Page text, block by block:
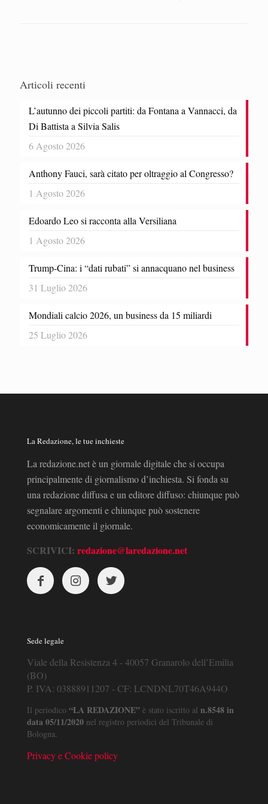
Articoli recenti
L’autunno dei piccoli partiti: da Fontana a Vannacci, da
Di Battista a Silvia Salis
6 Agosto 2026
Anthony Fauci, sarà citato per oltraggio al Congresso?
1 Agosto 2026
Edoardo Leo si racconta alla Versiliana
1 Agosto 2026
Trump-Cina: i “dati rubati” si annacquano nel business
31 Luglio 2026
Mondiali calcio 2026, un business da 15 miliardi
25 Luglio 2026
La Redazione, le tue inchieste
La redazione.net è un giornale digitale che si occupa
principalmente di giornalismo d’inchiesta. Si fonda su
una redazione diffusa e un editore diffuso: chiunque può
segnalare argomenti e chiunque può sostenere
economicamente il giornale.
SCRIVICI: redazione@laredazione.net
Sede legale
Viale della Resistenza 4 - 40057 Granarolo dell’Emilia
(BO)
P. IVA: 03888911207 - CF: LCNDNL70T46A944O
Il periodico “LA REDAZIONE” è stato iscritto al n.8548 in
data 05/11/2020 nel registro periodici del Tribunale di
Bologna.
Privacy e Cookie policy